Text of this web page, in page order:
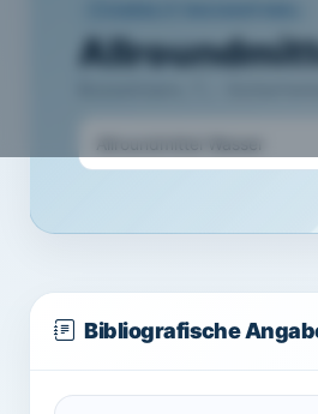
Bosselmann, T.; ·
Bibliografische